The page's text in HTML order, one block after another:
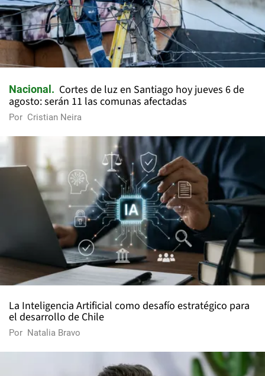
Nacional
Cortes de luz en Santiago hoy jueves 6 de
agosto: serán 11 las comunas afectadas
Por Cristian Neira
La Inteligencia Artificial como desafío estratégico para
el desarrollo de Chile
Por Natalia Bravo